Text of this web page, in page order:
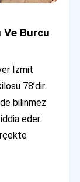
Ve Burcu
İzmit
78’dir.
bilinmez
eder.